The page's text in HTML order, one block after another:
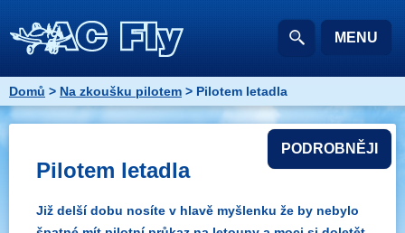
MENU
Domů > Na zkoušku pilotem > Pilotem letadla
PODROBNĚJI
Pilotem letadla
Již delší dobu nosíte v hlavě myšlenku že by nebylo